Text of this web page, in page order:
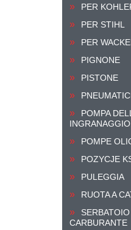
PER
PER STIHL
PER
PIGNONE
PISTONE
POMPA
INGRANAGGIO
POMPE
POZYCJE
PULEGGIA
RUOTA A
SERBATOIO
CARBURANTE